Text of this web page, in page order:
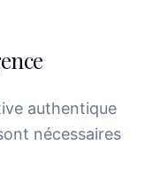
authentique
nécessaires